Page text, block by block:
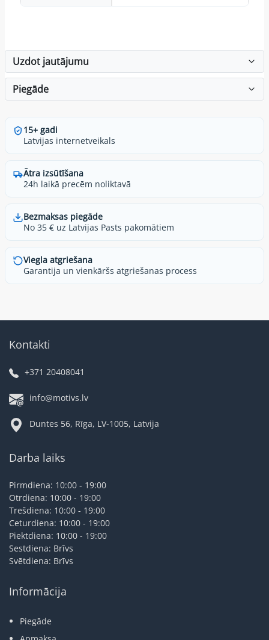
Uzdot jautājumu
Piegāde
15+ gadi
Latvijas internetveikals
Ātra izsūtīšana
24h laikā precēm noliktavā
Bezmaksas piegāde
No 35 € uz Latvijas Pasts pakomātiem
Viegla atgriešana
Garantija un vienkāršs atgriešanas process
Kontakti
+371 20408041
info@motivs.lv
Duntes 56, Rīga, LV-1005, Latvija
Darba laiks
Pirmdiena: 10:00 - 19:00
Otrdiena: 10:00 - 19:00
Trešdiena: 10:00 - 19:00
Ceturdiena: 10:00 - 19:00
Piektdiena: 10:00 - 19:00
Sestdiena: Brīvs
Svētdiena: Brīvs
Informācija
Piegāde